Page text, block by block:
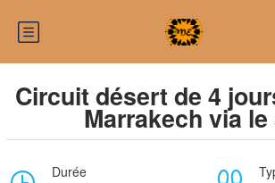
Circuit désert de 4
Marrakech via
Durée